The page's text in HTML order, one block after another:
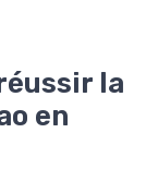
la
en